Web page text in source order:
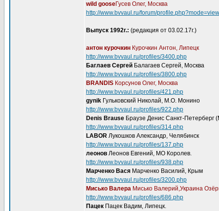
wild gooseГусев Олег, Москва
http://www.bvvaul.ru/forum/
Выпуск 1992г.: (редакция от 03.02.17г.)
антон курочкин Курочкин Антон, Липецк
http://www.bvvaul.ru/profiles/3400.php
Баглаев Сергей Балагаев Сергей, Москва
http://www.bvvaul.ru/profiles/3800.php
BRANDIS Корсунов Олег, Москва
http://www.bvvaul.ru/profiles/421.php
gynik Гульковский Николай, М.О. Монино
http://www.bvvaul.ru/profiles/922.php
Denis Brause Браузе Денис Санкт-Петерберг
http://www.bvvaul.ru/profiles/314.php
LABOR Лукошков Александр, Челябинск
http://www.bvvaul.ru/profiles/137.php
леонов Леонов Евгений, МО Королев.
http://www.bvvaul.ru/profiles/938.php
Марченко Вася Марченко Василий, Крым
http://www.bvvaul.ru/profiles/3200.php
Мисько Валера Мисько Валерий,Украина
http://www.bvvaul.ru/profiles/686.php
Пацек Пацек Вадим, Липецк.